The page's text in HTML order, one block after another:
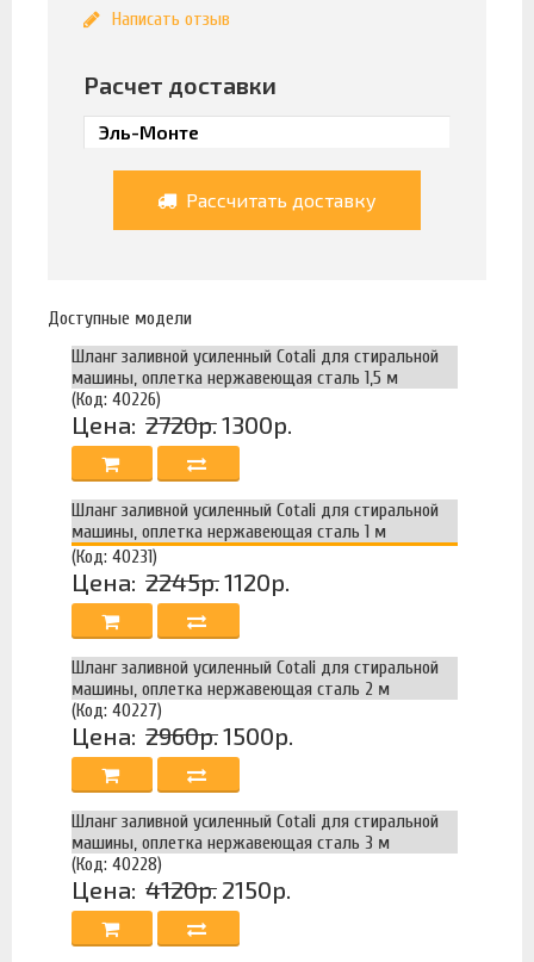
Написать отзыв
Расчет доставки
Рассчитать доставку
Доступные модели
Шланг заливной усиленный Cotali для стиральной
машины, оплетка нержавеющая сталь 1,5 м
(Код: 40226)
Цена: 2720р.1300р.
Шланг заливной усиленный Cotali для стиральной
машины, оплетка нержавеющая сталь 1 м
(Код: 40231)
Цена: 2245р.1120р.
Шланг заливной усиленный Cotali для стиральной
машины, оплетка нержавеющая сталь 2 м
(Код: 40227)
Цена: 2960р.1500р.
Шланг заливной усиленный Cotali для стиральной
машины, оплетка нержавеющая сталь 3 м
(Код: 40228)
Цена: 4120р. 2150р.